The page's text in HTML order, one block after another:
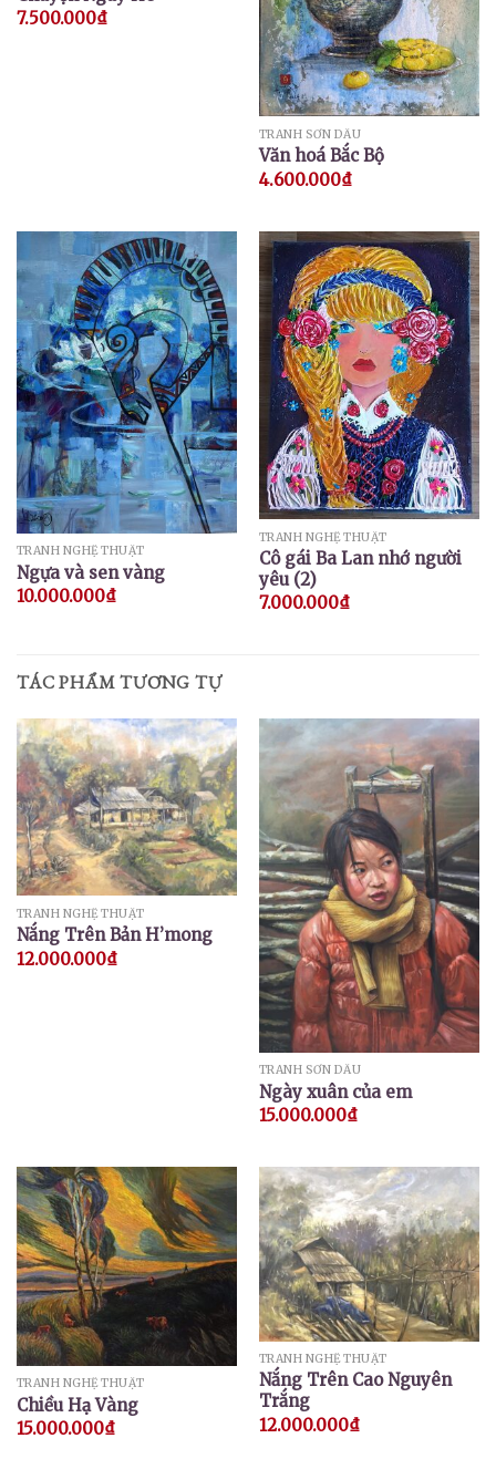
7.500.000₫
TRANH SƠN DẦU
Văn hoá Bắc Bộ
4.600.000₫
TRANH NGHỆ THUẬT
Ngựa và sen vàng
10.000.000₫
TRANH NGHỆ THUẬT
Cô gái Ba Lan nhớ người
yêu (2)
7.000.000₫
TÁC PHẨM TƯƠNG TỰ
TRANH NGHỆ THUẬT
Nắng Trên Bản H’mong
12.000.000₫
TRANH SƠN DẦU
Ngày xuân của em
15.000.000₫
TRANH NGHỆ THUẬT
Chiều Hạ Vàng
15.000.000₫
TRANH NGHỆ THUẬT
Nắng Trên Cao Nguyên
Trắng
12.000.000₫